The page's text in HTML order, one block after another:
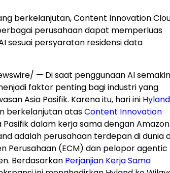
berkelanjutan, Content Innovation
perusahaan dapat memperluas
sesuai persyaratan residensi data
— Di saat penggunaan AI semakin
faktor penting bagi industri yang
Asia Pasifik. Karena itu, hari ini Hyland
berkelanjutan atasContent Innovation
Pasifik dalam kerja sama dengan Amazon
adalah perusahaan terdepan di dunia
Perusahaan (ECM) dan pelopor agentic
Berdasarkan Perjanjian Kerja Sama